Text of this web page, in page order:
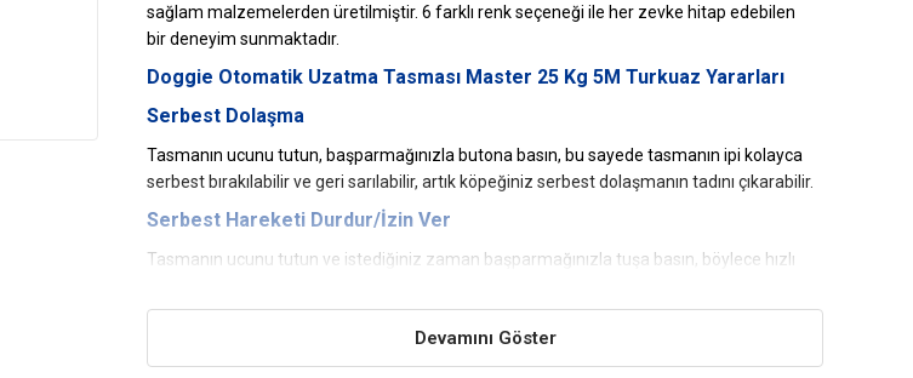
sağlam malzemelerden üretilmiştir. 6 farklı renk seçeneği ile her zevke hitap edebilen
bir deneyim sunmaktadır.
Doggie Otomatik Uzatma Tasması Master 25 Kg 5M Turkuaz Yararları
Serbest Dolaşma
Tasmanın ucunu tutun, başparmağınızla butona basın, bu sayede tasmanın ipi kolayca
serbest bırakılabilir ve geri sarılabilir, artık köpeğiniz serbest dolaşmanın tadını çıkarabilir.
Serbest Hareketi Durdur/İzin Ver
Tasmanın ucunu tutun ve istediğiniz zaman başparmağınızla tuşa basın, böylece hızlı
devam ettirebilirsiniz.
Tasma İpini İstediğiniz Uzunlukta Ayarlama
Devamını Göster